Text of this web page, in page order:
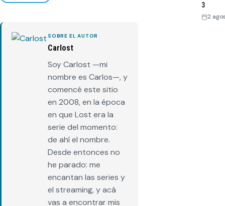
SOBRE EL AUTOR
Carlost
Soy Carlost —mi
nombre es Carlos—, y
comencé este sitio
en 2008, en la época
en que Lost era la
serie del momento:
de ahí el nombre.
Desde entonces no
he parado: me
encantan las series y
el streaming, y acá
vas a encontrar mis
3
2